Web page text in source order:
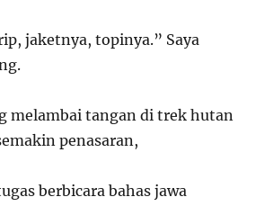
jaketnya, topinya.” Saya
melambai tangan di trek hutan
penasaran,
berbicara bahas jawa